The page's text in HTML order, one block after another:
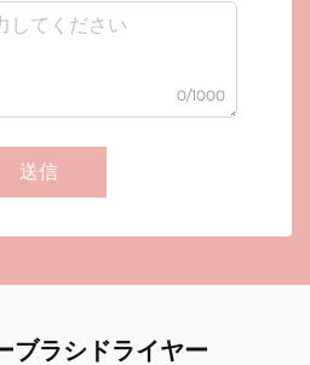
0/1000
送信
ブラシドライヤー